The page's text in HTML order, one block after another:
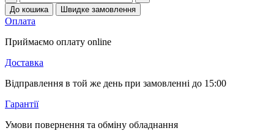
До кошика
Швидке замовлення
Оплата
Приймаємо оплату online
Доставка
Відправлення в той же день при замовленні до 15:00
Гарантії
Умови повернення та обміну обладнання